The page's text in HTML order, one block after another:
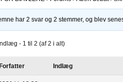
har 2 svar og 2 stemmer, og blev
- 1 til 2 (af 2 i alt)
Indlæg